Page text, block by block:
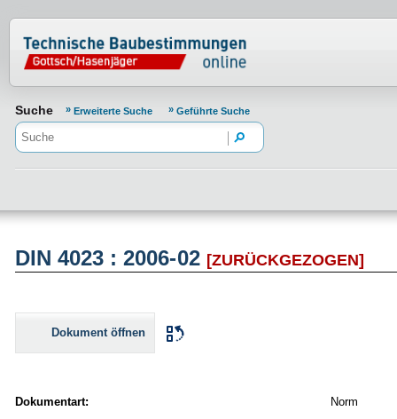
Normenportal Barrierefreiheit
Suche Erweiterte Suche Geführte Suche
DIN 4023 : 2006-02 [ZURÜCKGEZOGEN]
Dokument öffnen
Dokumentart:
Norm